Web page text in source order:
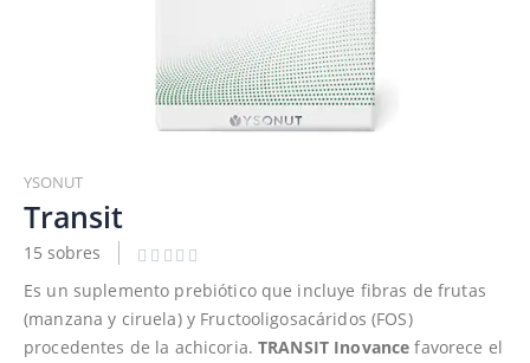
al
comienzo
de
la
galería
imágenes
YSONUT
Transit
15 sobres
Es un suplemento prebiótico que incluye fibras de frutas
(manzana y ciruela) y Fructooligosacáridos (FOS)
procedentes de la achicoria.TRANSIT Inovance favorece el